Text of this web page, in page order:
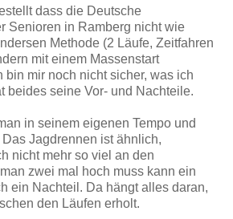
dass die Deutsche
Senioren in Ramberg nicht wie
Methode (2 Läufe, Zeitfahren
mit einem Massenstart
bin mir noch nicht sicher, was ich
beides seine Vor- und Nachteile.
in seinem eigenen Tempo und
Jagdrennen ist ähnlich,
nicht mehr so viel an den
zwei mal hoch muss kann ein
ein Nachteil. Da hängt alles daran,
den Läufen erholt.